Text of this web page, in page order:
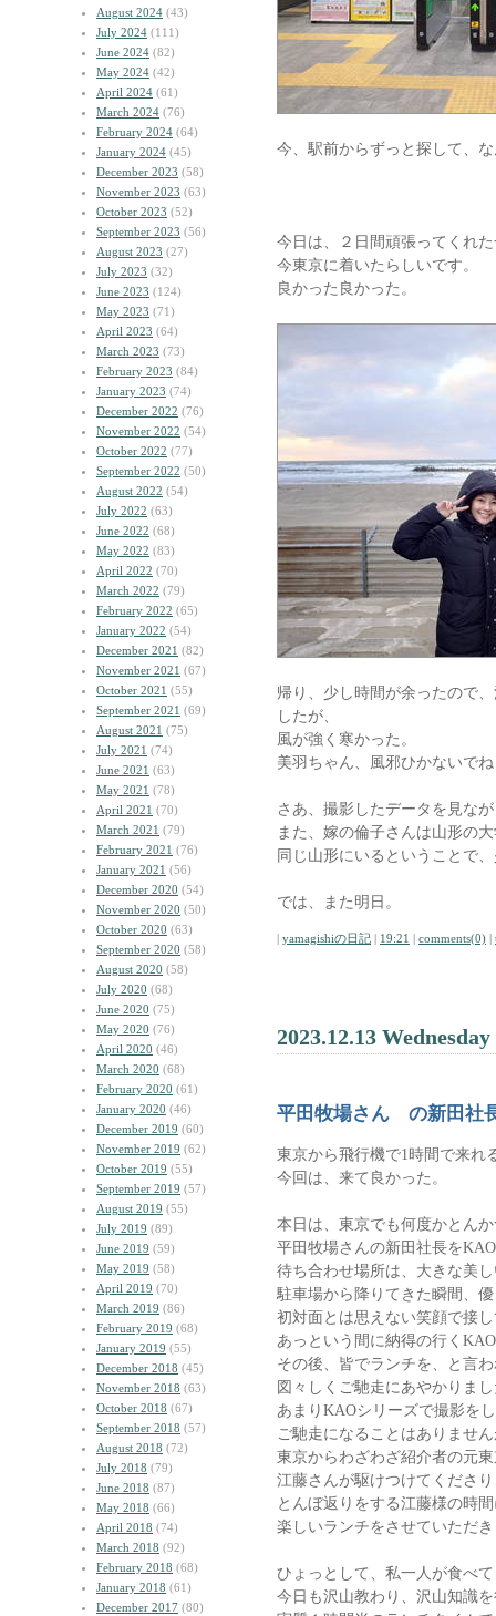
August 2024 (43)
July 2024 (111)
June 2024 (82)
May 2024 (42)
April 2024 (61)
March 2024 (76)
February 2024 (64)
January 2024 (45)
December 2023 (58)
November 2023 (63)
October 2023 (52)
September 2023 (56)
August 2023 (27)
July 2023 (32)
June 2023 (124)
May 2023 (71)
April 2023 (64)
March 2023 (73)
February 2023 (84)
January 2023 (74)
December 2022 (76)
November 2022 (54)
October 2022 (77)
September 2022 (50)
August 2022 (54)
July 2022 (63)
June 2022 (68)
May 2022 (83)
April 2022 (70)
March 2022 (79)
February 2022 (65)
January 2022 (54)
December 2021 (82)
November 2021 (67)
October 2021 (55)
September 2021 (69)
August 2021 (75)
July 2021 (74)
June 2021 (63)
May 2021 (78)
April 2021 (70)
March 2021 (79)
February 2021 (76)
January 2021 (56)
December 2020 (54)
November 2020 (50)
October 2020 (63)
September 2020 (58)
August 2020 (58)
July 2020 (68)
June 2020 (75)
May 2020 (76)
April 2020 (46)
March 2020 (68)
February 2020 (61)
January 2020 (46)
December 2019 (60)
November 2019 (62)
October 2019 (55)
September 2019 (57)
August 2019 (55)
July 2019 (89)
June 2019 (59)
May 2019 (58)
April 2019 (70)
March 2019 (86)
February 2019 (68)
January 2019 (55)
December 2018 (45)
November 2018 (63)
October 2018 (67)
September 2018 (57)
August 2018 (72)
July 2018 (79)
June 2018 (87)
May 2018 (66)
April 2018 (74)
March 2018 (92)
February 2018 (68)
January 2018 (61)
December 2017 (80)
今、駅前からずっと探して、
今日は、２日間頑張ってくれ
今東京に着いたらしいです。
良かった良かった。
帰り、少し時間が余ったので
したが、
風が強く寒かった。
美羽ちゃん、風邪ひかないで
さあ、撮影したデータを見な
また、嫁の倫子さんは山形の
同じ山形にいるということで
では、また明日。
| yamagishiの日記 | 19:21 | comments(0) |
2023.12.13 Wednesday
平田牧場さん の新田社
東京から飛行機で1時間で来れ
今回は、来て良かった。
本日は、東京でも何度かとん
平田牧場さんの新田社長を
待ち合わせ場所は、大きな美
駐車場から降りてきた瞬間、
初対面とは思えない笑顔で接
あっという間に納得の行く
その後、皆でランチを、と言
図々しくご馳走にあやかりま
あまりKAOシリーズで撮影を
ご馳走になることはありませ
東京からわざわざ紹介者の元
江藤さんが駆けつけてくださ
とんぼ返りをする江藤様の時
楽しいランチをさせていただ
ひょっとして、私一人が食べ
今日も沢山教わり、沢山知識